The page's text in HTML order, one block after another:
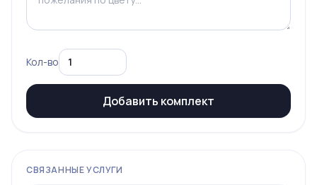
Кол-во
Добавить комплект
СВЯЗАННЫЕ УСЛУГИ